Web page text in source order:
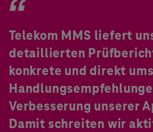
Telekom MMS liefert
detaillierten
konkrete und direkt
Verbesserung unserer
Damit schreiten wir